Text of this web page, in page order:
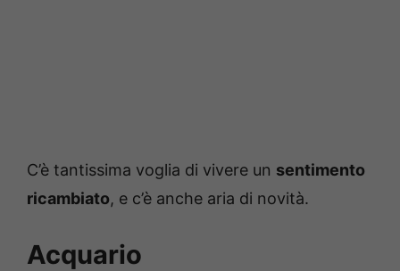
C’è tantissima voglia di vivere un sentimento
ricambiato, e c’è anche aria di novità.
Acquario